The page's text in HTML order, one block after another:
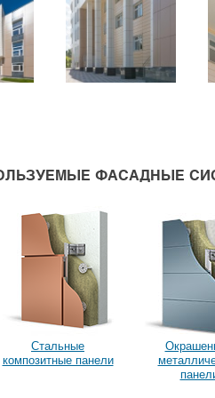
ФАСАДНЫЕ
Стальные
композитные панели